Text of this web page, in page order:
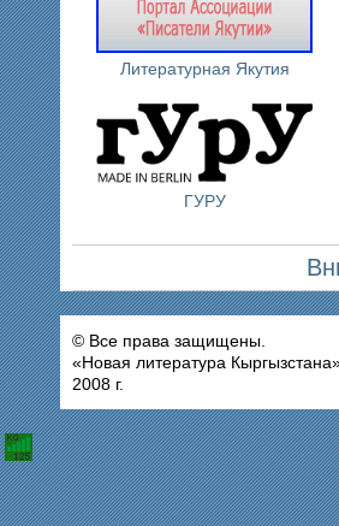
Литературная Якутия
ГУРУ
© Все права защищены.
«Новая литература
2008 г.